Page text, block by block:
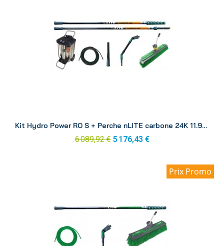
Kit Hydro Power RO S + Perche nLITE carbone 24K 11.90 m RONK1
6 089,92 € 5 176,43 €
Prix Promo